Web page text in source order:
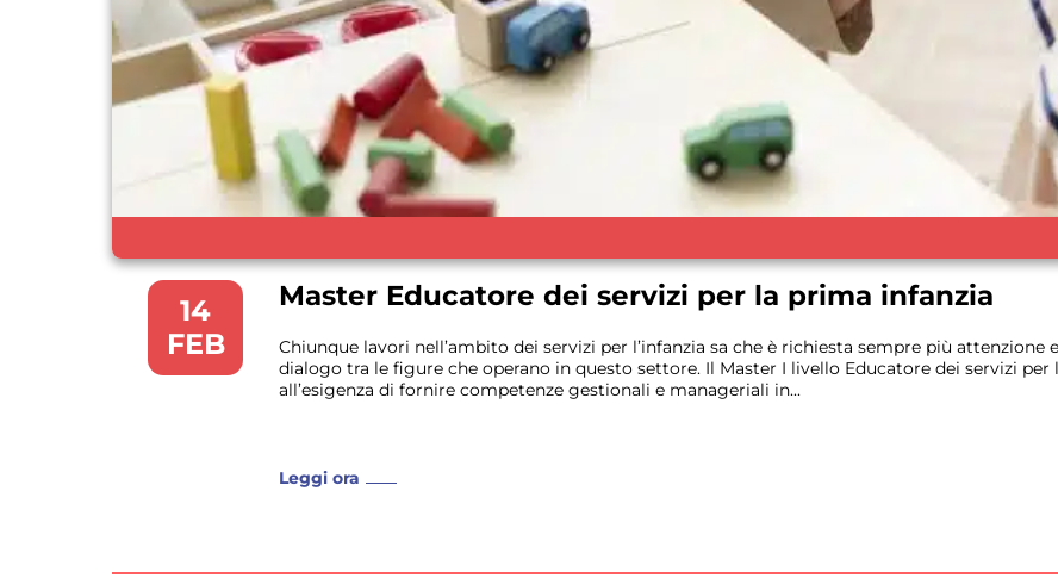
14
FEB
Master Educatore dei servizi per la prima infanzia
Chiunque lavori nell’ambito dei servizi per l’infanzia sa che è richiesta sempre più
dialogo tra le figure che operano in questo settore. Il Master I livello Educatore dei servizi
all’esigenza di fornire competenze gestionali e manageriali in...
Leggi ora